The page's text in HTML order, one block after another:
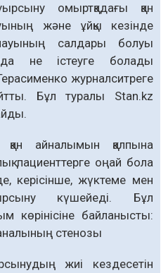
омыртқадағы қан
және ұйқы кезінде
салдары болуы
не істеуге болады
журналситреге
Бұл туралы Stan.kz
айналымын қалпына
пациенттерге оңай бола
керісінше, жүктеме мен
күшейеді. Бұл
көрінісіне байланысты:
стенозы
жиі кездесетін